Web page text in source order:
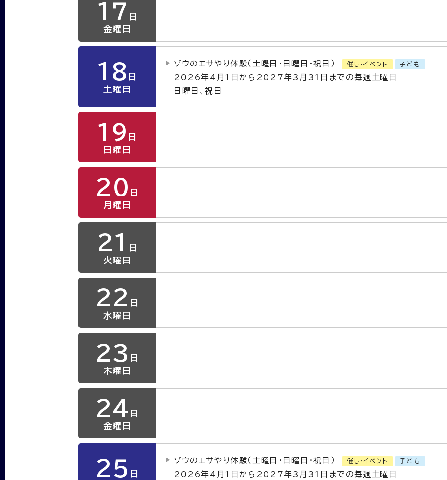
17 日
金曜日
18 日
土曜日
ゾウのエサやり体験（土曜日・日曜日・祝日） 催し・イベント 子ども
2026年4月1日から2027年3月31日までの毎週土曜日
日曜日、祝日
19 日
日曜日
20 日
月曜日
21
日
火曜日
22
日
水曜日
23 日
木曜日
24 日
金曜日
25 日
ゾウのエサやり体験（土曜日・日曜日・祝日） 催し・イベント 子ども
2026年4月1日から2027年3月31日までの毎週土曜日